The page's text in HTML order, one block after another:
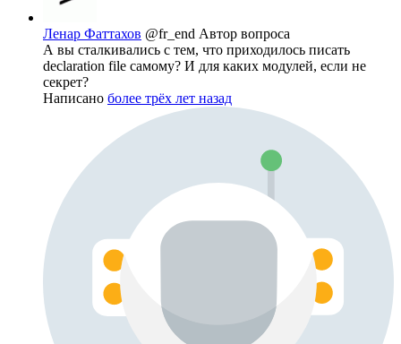
Ленар Фаттахов @fr_end Автор вопроса
А вы сталкивались с тем, что приходилось писать
declaration file самому? И для каких модулей, если не
секрет?
Написано более трёх лет назад